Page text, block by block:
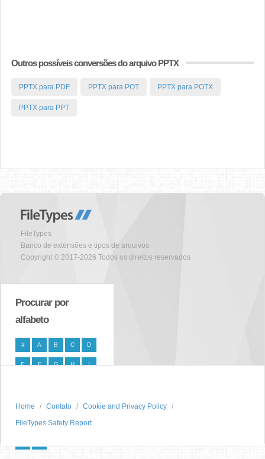
Outros possíveis conversões do arquivo PPTX
PPTX para PDF PPTX para POT PPTX para POTX
PPTX para PPT
FileTypes
Banco de extensões e tipos de arquivos
Copyright © 2017-2026 Todos os direitos reservados
Procurar por
alfabeto
# A B C D
E F G H I
P S
T U V W X
Home Contato
Cookie and Privacy Policy
FileTypes Safety Report